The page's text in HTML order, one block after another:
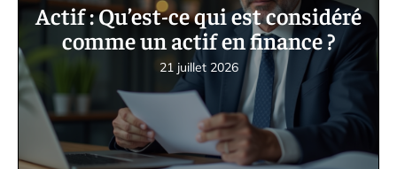
Actif : Qu’est-ce qui est considéré
comme un actif en finance ?
21 juillet 2026